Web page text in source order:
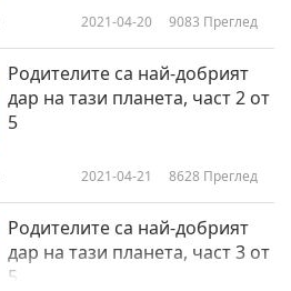
2021-04-20 9083 Преглед
Родителите са най-добрият
дар на тази планета, част 2 от
5
2021-04-21 8628 Преглед
Родителите са най-добрият
дар на тази планета, част 3 от
5